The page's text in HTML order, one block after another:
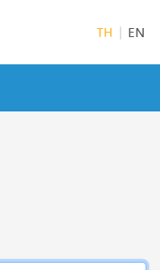
TH | EN